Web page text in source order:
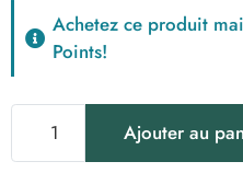
Achetez ce produit
Points!
Résine
Ajouter au